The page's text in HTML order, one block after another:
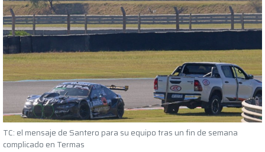
TC: el mensaje de Santero para su equipo tras un fin de semana
complicado en Termas